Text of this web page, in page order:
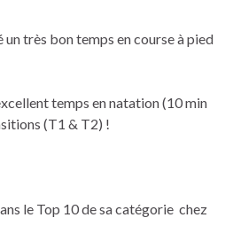
un très bon temps en course à pied
temps en natation (10 min
(T1 & T2) !
le Top 10 de sa catégorie chez